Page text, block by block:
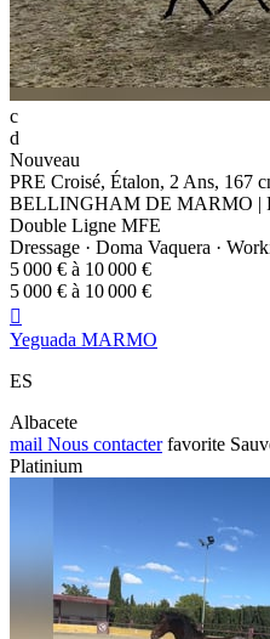
c
d
Nouveau
PRE Croisé, Étalon, 2 Ans, 167
BELLINGHAM DE MARMO |
Double Ligne MFE
Dressage · Doma Vaquera ·
5 000 € à 10 000 €
5 000 € à 10 000 €

Yeguada MARMO
ES
Albacete
mail Nous contacter favorite
Platinium